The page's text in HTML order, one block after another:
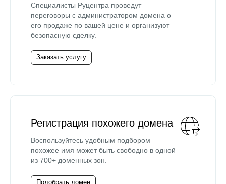
Специалисты Руцентра проведут
переговоры с администратором домена о
его продаже по вашей цене и организуют
безопасную сделку.
Заказать услугу
Регистрация похожего домена
Воспользуйтесь удобным подбором —
похожее имя может быть свободно в одной
из 700+ доменных зон.
Подобрать домен